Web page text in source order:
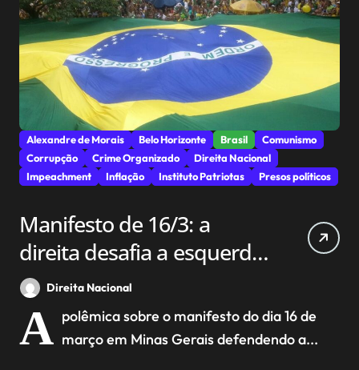
Alexandre de Morais Belo Horizonte Brasil
Comunismo
Corrupção
Crime Organizado
Direita Nacional
Impeachment
Inflação Instituto Patriotas Presos políticos
Manifesto de 16/3: a
direita desafia a esquerda
a voltar para as ruas.
Direita Nacional
A polêmica sobre o manifesto do dia 16 de
março em Minas Gerais defendendo a...